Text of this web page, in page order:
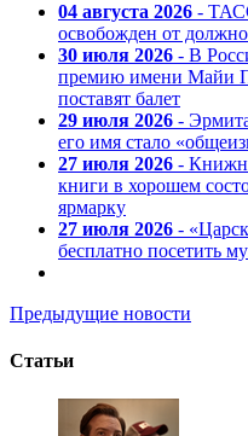
04 августа 2026 -
освобожден от
30 июля 2026 - В
премию имени Майи
поставят балет
29 июля 2026 -
его имя стало
27 июля 2026 -
книги в хорошем
ярмарку
27 июля 2026 -
бесплатно посетить
Предыдущие новости
Статьи